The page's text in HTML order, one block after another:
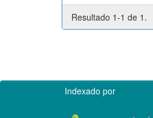
Resultado 1-1 de 1.
Indexado por